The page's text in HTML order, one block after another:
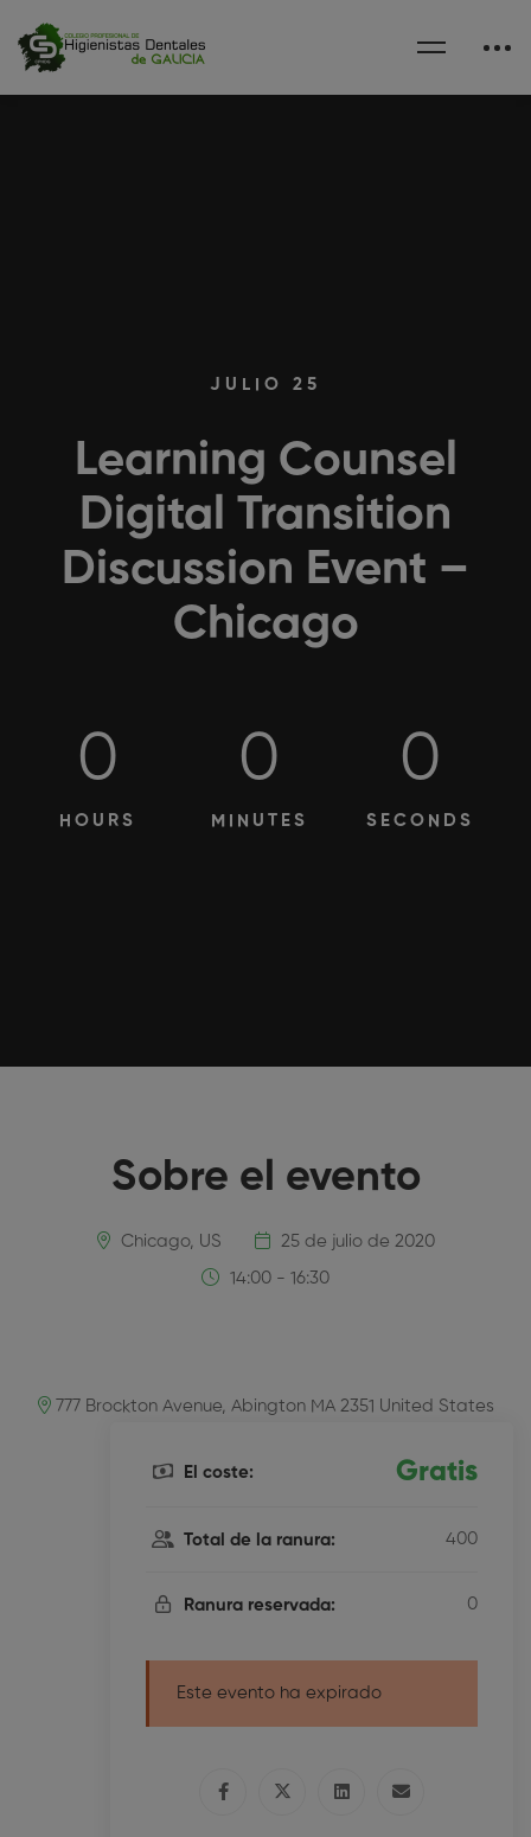
JULIO 25
Learning Counsel
Digital Transition
Discussion Event –
Chicago
0
HOURS
0
MINUTES
0
SECONDS
Sobre el evento
Chicago, US 25 de julio de 2020
14:00 - 16:30
777 Brockton Avenue, Abington MA 2351 United States
El coste: Gratis
Total de la ranura: 400
Ranura reservada: 0
Este evento ha expirado